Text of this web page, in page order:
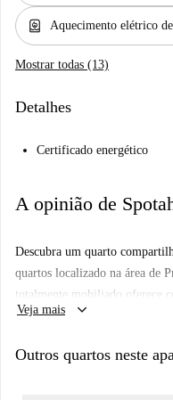
water_heater Aquecimento elétrico
Mostrar todas (13)
Detalhes
Certificado energético
A opinião de
Descubra um quarto
quartos localizado na área de
totalmente mobiliado oferece
equipada e varanda
inclusas no aluguel.
Veja mais keyboard_arrow_down
Outros quartos neste